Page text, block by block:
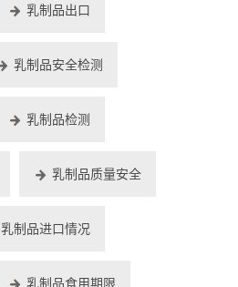
乳制品出口
乳制品安全检测
乳制品检测
乳制品质量安全
乳制品进口情况
乳制品食用期限